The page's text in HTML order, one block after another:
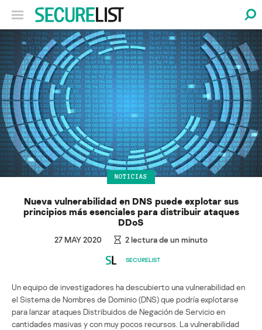
NOTICIAS
Nueva vulnerabilidad en DNS puede explotar sus
principios más esenciales para distribuir ataques
DDoS
27 MAY 2020 2lectura de un minuto
SECURELIST
Un equipo de investigadores ha descubierto una vulnerabilidad en
el Sistema de Nombres de Dominio (DNS) que podría explotarse
para lanzar ataques Distribuidos de Negación de Servicio en
cantidades masivas y con muy pocos recursos. La vulnerabilidad